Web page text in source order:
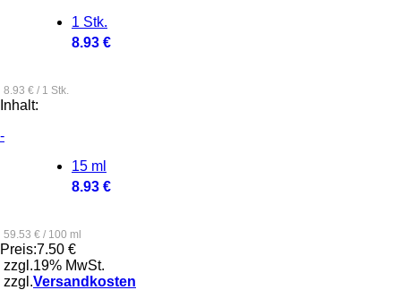
1 Stk.
8.93 €
8.93 € / 1 Stk.
Inhalt:
-
15 ml
8.93 €
59.53 € / 100 ml
Preis:7.50 €
zzgl.19% MwSt.
zzgl.Versandkosten